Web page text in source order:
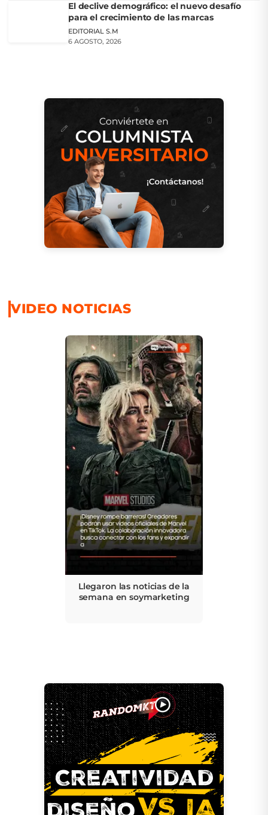
El declive demográfico: el nuevo desafío
para el crecimiento de las marcas
EDITORIAL S.M
6 AGOSTO, 2026
VIDEO NOTICIAS
Llegaron las noticias de la
semana en soymarketing